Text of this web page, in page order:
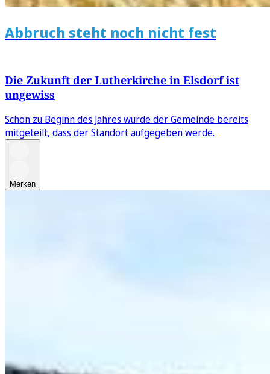
Abbruch steht noch nicht fest
Die Zukunft der Lutherkirche in Elsdorf ist
ungewiss
Schon zu Beginn des Jahres wurde der Gemeinde bereits
mitgeteilt, dass der Standort aufgegeben werde.
Merken